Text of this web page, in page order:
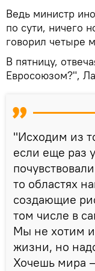
Ведь министр
по сути, ничего
говорил четыре
В пятницу,
Евросоюзом?",
"Исходим из
если еще раз
то областях
создающие
том числе в
Мы не хотим
жизни, но
Хочешь мира